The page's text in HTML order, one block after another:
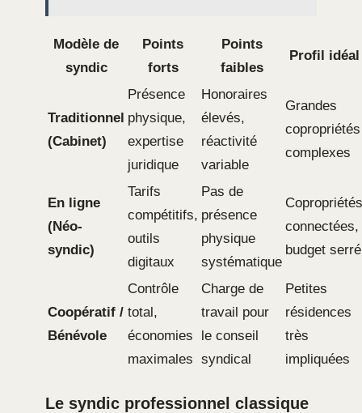
Modèle de
syndic
Points
forts
Points
faibles
Profil idéal
Traditionnel
(Cabinet)
Présence
physique,
expertise
juridique
Honoraires
élevés,
réactivité
variable
Grandes
copropriétés
complexes
En ligne
(Néo-
syndic)
Tarifs
compétitifs,
outils
digitaux
Pas de
présence
physique
systématique
Copropriétés
connectées,
budget serré
Coopératif /
Bénévole
Contrôle
total,
économies
maximales
Charge de
travail pour
le conseil
syndical
Petites
résidences
très
impliquées
Le syndic professionnel classique